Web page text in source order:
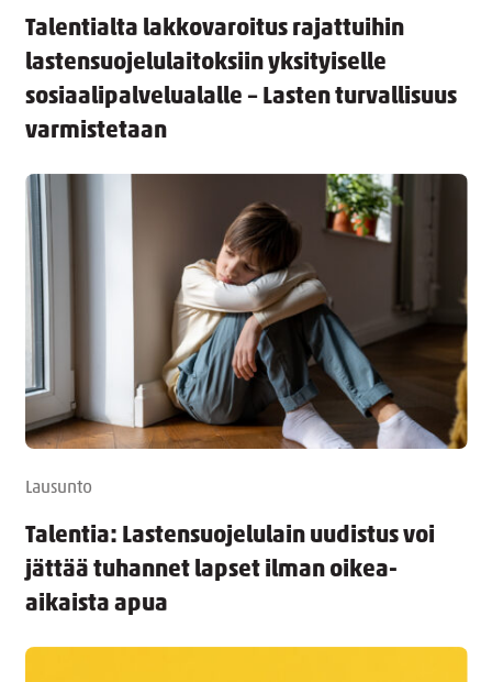
Talentialta lakkovaroitus rajattuihin
lastensuojelulaitoksiin yksityiselle
sosiaalipalvelualalle – Lasten turvallisuus
varmistetaan
Lausunto
Talentia: Lastensuojelulain uudistus voi
jättää tuhannet lapset ilman oikea-
aikaista apua